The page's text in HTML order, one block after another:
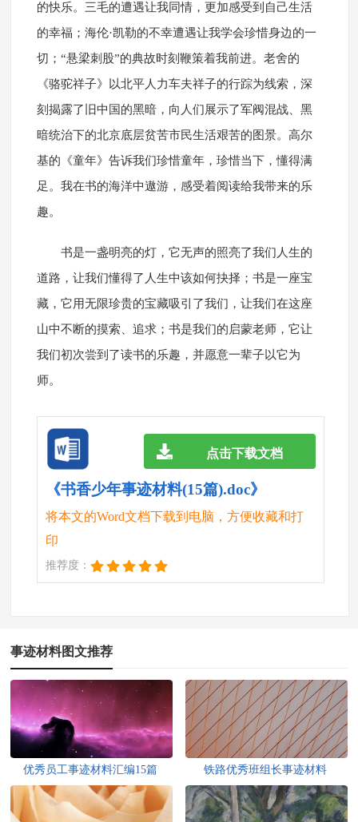
的快乐。三毛的遭遇让我同情，更加感受到自己生活
的幸福；海伦·凯勒的不幸遭遇让我学会珍惜身边的一
切；“悬梁刺股”的典故时刻鞭策着我前进。老舍的
《骆驼祥子》以北平人力车夫祥子的行踪为线索，深
刻揭露了旧中国的黑暗，向人们展示了军阀混战、黑
暗统治下的北京底层贫苦市民生活艰苦的图景。高尔
基的《童年》告诉我们珍惜童年，珍惜当下，懂得满
足。我在书的海洋中遨游，感受着阅读给我带来的乐
趣。
书是一盏明亮的灯，它无声的照亮了我们人生的
道路，让我们懂得了人生中该如何抉择；书是一座宝
藏，它用无限珍贵的宝藏吸引了我们，让我们在这座
山中不断的摸索、追求；书是我们的启蒙老师，它让
我们初次尝到了读书的乐趣，并愿意一辈子以它为
师。
《书香少年事迹材料(15篇).doc》
将本文的Word文档下载到电脑，方便收藏和打
印
推荐度：
点击下载文档
事迹材料图文推荐
优秀员工事迹材料汇编15篇 铁路优秀班组长事迹材料